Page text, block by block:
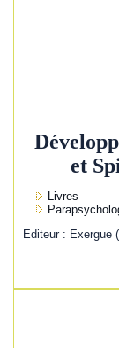
et
Livres
Editeur : Exergue